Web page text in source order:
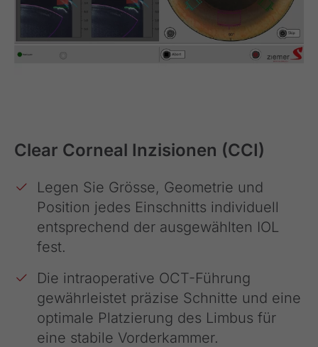
Clear Corneal Inzisionen (CCI)
Legen Sie Grösse, Geometrie und
Position jedes Einschnitts individuell
entsprechend der ausgewählten IOL
fest.
Die intraoperative OCT-Führung
gewährleistet präzise Schnitte und eine
optimale Platzierung des Limbus für
eine stabile Vorderkammer.